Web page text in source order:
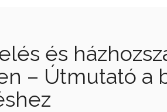
és
– Útmutató a